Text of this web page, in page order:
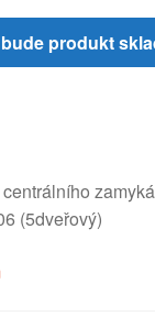
produkt
(5dveřový)